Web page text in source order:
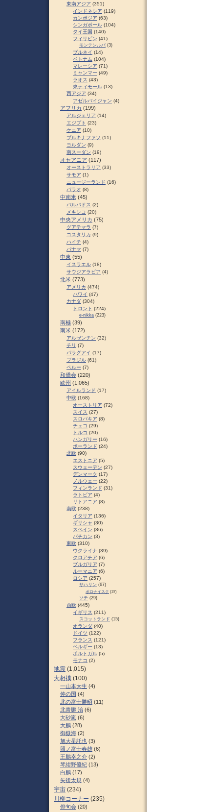
東南アジア (351)
インドネシア (119)
カンボジア (63)
シンガポール (104)
タイ王国 (140)
フィリピン (41)
モンテンルパ (3)
ブルネイ (14)
ベトナム (104)
マレーシア (71)
ミャンマー (49)
ラオス (43)
東ティモール (13)
西アジア (34)
アゼルバイジャン (4)
アフリカ (199)
アルジェリア (14)
エジプト (23)
ケニア (10)
ブルキナファソ (11)
ヨルダン (9)
南スーダン (19)
オセアニア (117)
オーストラリア (33)
サモア (1)
ニュージーランド (16)
パラオ (8)
中南米 (45)
バルバドス (2)
メキシコ (20)
中央アメリカ (75)
グアテマラ (7)
コスタリカ (9)
ハイチ (4)
パナマ (7)
中東 (55)
イスラエル (18)
サウジアラビア (4)
北米 (773)
アメリカ (474)
ハワイ (47)
カナダ (304)
トロント (224)
e-nikka (223)
南極 (39)
南米 (172)
アルゼンチン (32)
チリ (7)
パラグアイ (17)
ブラジル (61)
ペルー (7)
和僑会 (220)
欧州 (1,065)
アイルランド (17)
中欧 (168)
オーストリア (72)
スイス (27)
スロパキア (8)
チェコ (29)
トルコ (20)
ハンガリー (16)
ポーランド (24)
北欧 (90)
エストニア (5)
スウェーデン (27)
デンマーク (17)
ノルウェー (22)
フィンランド (31)
ラトビア (4)
リトアニア (8)
南欧 (238)
イタリア (136)
ギリシャ (30)
スペイン (86)
バチカン (3)
東欧 (310)
ウクライナ (39)
クロアチア (6)
ブルガリア (7)
ルーマニア (6)
ロシア (257)
サハリン (67)
ポロナイスク (37)
ソチ (29)
西欧 (445)
イギリス (211)
スコットランド (15)
オランダ (40)
ドイツ (122)
フランス (121)
ベルギー (13)
ポルトガル (5)
モナコ (2)
地震 (1,015)
大相撲 (100)
一山本大生 (4)
仲の国 (4)
北の富士勝昭 (11)
北青鵬 治 (6)
大砂嵐 (6)
大鵬 (28)
御嶽海 (2)
旭大星託也 (3)
照ノ富士春雄 (6)
王鵬幸之介 (2)
琴紺野優紀 (13)
白鵬 (17)
矢後太規 (4)
宇宙 (234)
川柳コーナー (235)
俳句会 (20)